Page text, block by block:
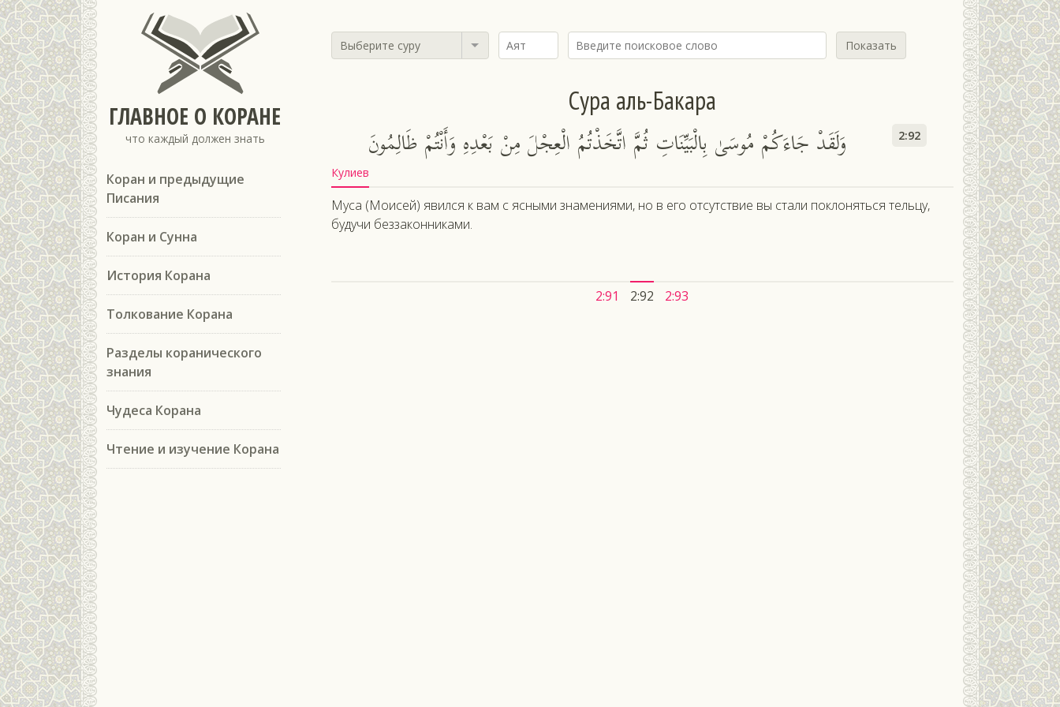
ГЛАВНОЕ О КОРАНЕ
что каждый должен знать
Коран и предыдущие
Писания
Коран и Сунна
История Корана
Толкование Корана
Разделы коранического
знания
Чудеса Корана
Чтение и изучение Корана
Выберите суру Показать
Сура аль-Бакара
وَلَقَدْ جَاءَكُمْ مُوسَىٰ بِالْبَيِّنَاتِ ثُمَّ اتَّخَذْتُمُ الْعِجْلَ مِنْ بَعْدِهِ وَأَنْتُمْ ظَالِمُونَ 2:92
Кулиев
Муса (Моисей) явился к вам с ясными знамениями, но в его отсутствие вы стали поклоняться тельцу,
будучи беззаконниками.
2:91 2:92 2:93